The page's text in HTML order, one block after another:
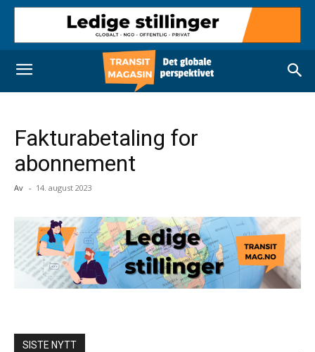
Fakturabetaling for
abonnement
Av - 14. august 2023
SISTE NYTT